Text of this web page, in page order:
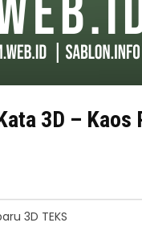
3D – Kaos
3D TEKS